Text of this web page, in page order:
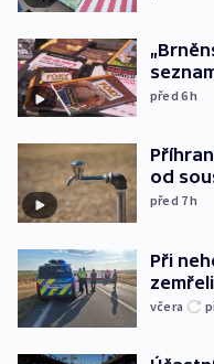
před 6h
od
před 7h
Při
včera